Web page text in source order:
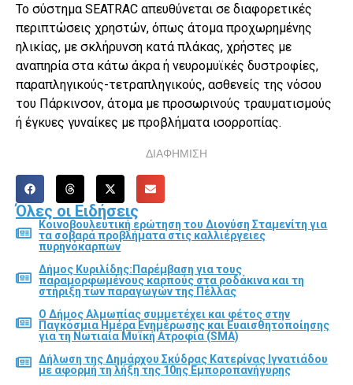
Το σύστημα SEATRAC απευθύνεται σε διαφορετικές
περιπτώσεις χρηστών, όπως άτομα προχωρημένης
ηλικίας, με σκλήρυνση κατά πλάκας, χρήστες με
αναπηρία στα κάτω άκρα ή νευρομυϊκές δυστροφίες,
παραπληγικούς-τετραπληγικούς, ασθενείς της νόσου
του Πάρκινσον, άτομα με προσωρινούς τραυματισμούς
ή έγκυες γυναίκες με προβλήματα ισορροπίας.
ΔΙΑΦΗΜΙΣΗ
Όλες οι Ειδήσεις
Κοινοβουλευτική ερώτηση του Διονύση Σταμενίτη για
τα σοβαρά προβλήματα στις καλλιέργειες
πυρηνόκαρπων
Δήμος Κυριλίδης:Παρέμβαση για τους
παραμορφωμένους καρπούς στα ροδάκινα και τη
στήριξη των παραγωγών της Πέλλας
Ο Δήμος Αλμωπίας συμμετέχει και φέτος στην
Παγκόσμια Ημέρα Ενημέρωσης και Ευαισθητοποίησης
για τη Νωτιαία Μυϊκή Ατροφία (SMA)
Δήλωση της Δημάρχου Σκύδρας Κατερίνας Ιγνατιάδου
με αφορμή τη λήξη της 10ης Εμποροπανήγυρης